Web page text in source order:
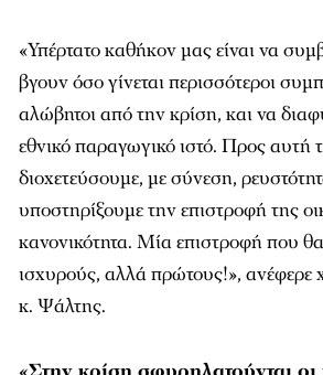
«Υπέρτατο καθήκον μας είναι να
βγουν όσο γίνεται περισσότεροι
αλώβητοι από την κρίση, και να
εθνικό παραγωγικό ιστό. Προς αυτή
διοχετεύσουμε, με σύνεση,
υποστηρίξουμε την επιστροφή της
κανονικότητα. Μία επιστροφή που
ισχυρούς, αλλά πρώτους!», ανέφερε
κ. Ψάλτης.